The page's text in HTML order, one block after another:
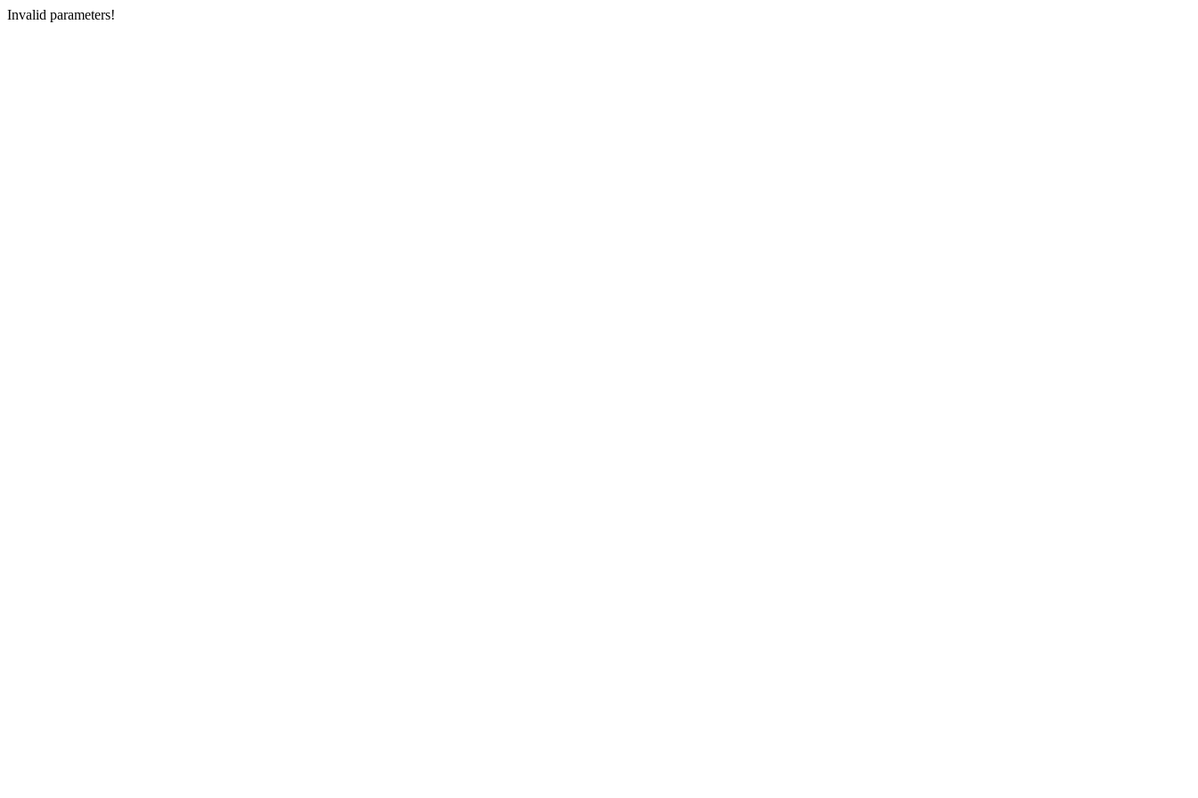
Invalid parameters!